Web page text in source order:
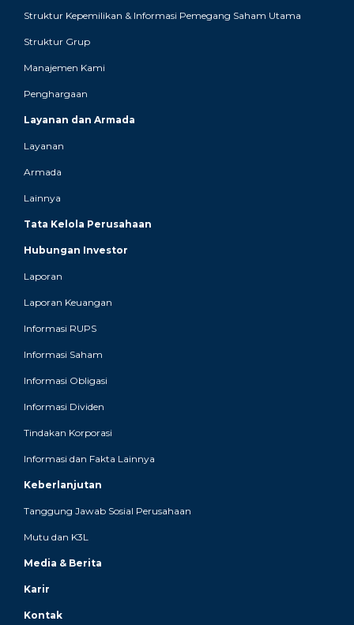
Struktur Kepemilikan & Informasi Pemegang Saham Utama
Struktur Grup
Manajemen Kami
Penghargaan
Layanan dan Armada
Layanan
Armada
Lainnya
Tata Kelola Perusahaan
Hubungan Investor
Laporan
Laporan Keuangan
Informasi RUPS
Informasi Saham
Informasi Obligasi
Informasi Dividen
Tindakan Korporasi
Informasi dan Fakta Lainnya
Keberlanjutan
Tanggung Jawab Sosial Perusahaan
Mutu dan K3L
Media & Berita
Karir
Kontak